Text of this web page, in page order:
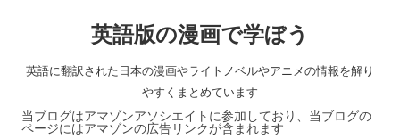
英語版の漫画で学ぼう
英語に翻訳された日本の漫画やライトノベルやアニメの情報を解り
やすくまとめています
当ブログはアマゾンアソシエイトに参加しており、当ブログの
ページにはアマゾンの広告リンクが含まれます